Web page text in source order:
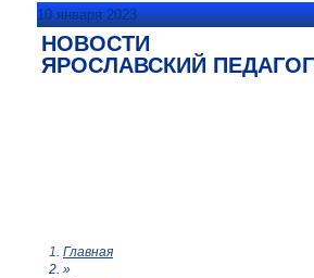
10 января 2023
НОВОСТИ
ЯРОСЛАВСКИЙ
Главная
»